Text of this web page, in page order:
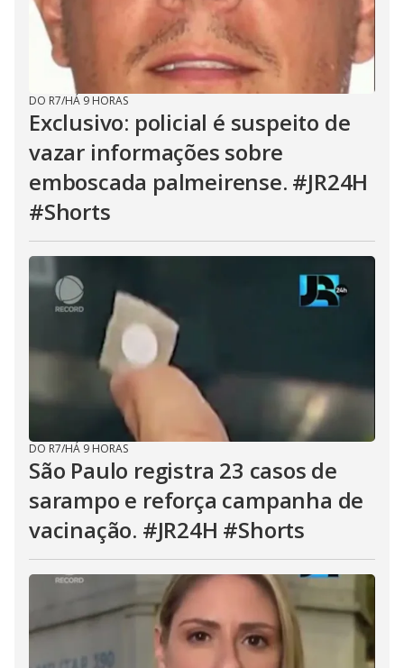
DO R7/HÁ 9 HORAS
Exclusivo: policial é suspeito de
vazar informações sobre
emboscada palmeirense. #JR24H
#Shorts
DO R7/HÁ 9 HORAS
São Paulo registra 23 casos de
sarampo e reforça campanha de
vacinação. #JR24H #Shorts